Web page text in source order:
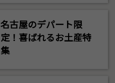
名古屋のデパート限
定！喜ばれるお土産特
集